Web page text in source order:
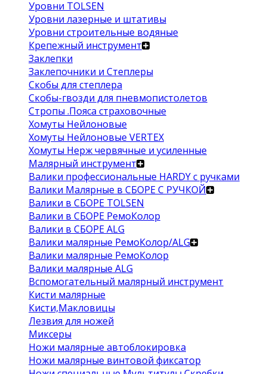
Уровни TOLSEN
Уровни лазерные и штативы
Уровни строительные водяные
Крепежный инструмент
Заклепки
Заклепочники и Степлеры
Скобы для степлера
Скобы-гвозди для пневмопистолетов
Стропы .Пояса страховочные
Хомуты Нейлоновые
Хомуты Нейлоновые VERTEX
Хомуты Нерж червячные и усиленные
Малярный инструмент
Валики профессиональные HARDY с ручками
Валики Малярные в СБОРЕ С РУЧКОЙ
Валики в СБОРЕ TOLSEN
Валики в СБОРЕ РемоКолор
Валики в СБОРЕ ALG
Валики малярные РемоКолор/ALG
Валики малярные РемоКолор
Валики малярные ALG
Вспомогательный малярный инструмент
Кисти малярные
Кисти,Макловицы
Лезвия для ножей
Миксеры
Ножи малярные автоблокировка
Ножи малярные винтовой фиксатор